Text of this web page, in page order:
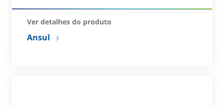
Ver detalhes do produto
Ansul